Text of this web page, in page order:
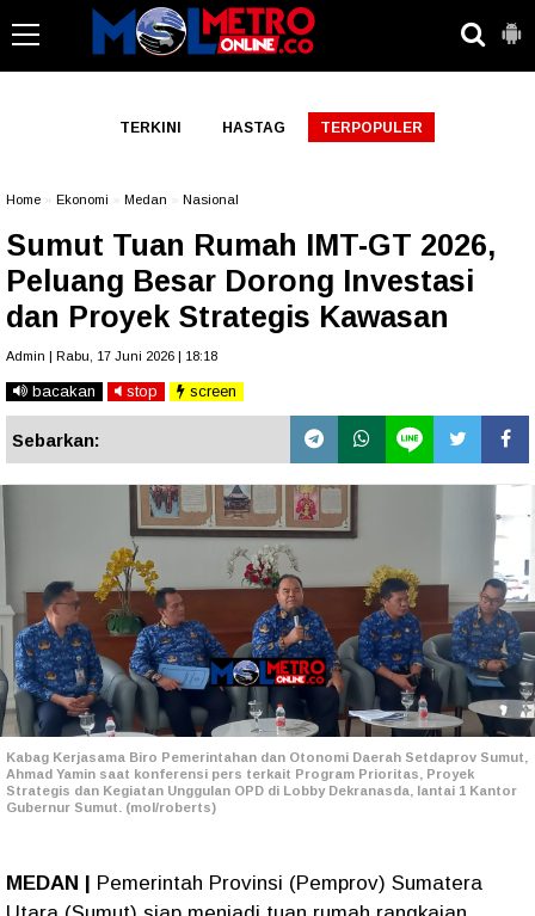
TERKINI HASTAG TERPOPULER
Home Ekonomi Medan Nasional
Sumut Tuan Rumah IMT-GT 2026,
Peluang Besar Dorong Investasi
dan Proyek Strategis Kawasan
Admin | Rabu, 17 Juni 2026 | 18:18
bacakan stop screen
Sebarkan:
Kabag Kerjasama Biro Pemerintahan dan Otonomi Daerah Setdaprov Sumut,
Ahmad Yamin saat konferensi pers terkait Program Prioritas, Proyek
Strategis dan Kegiatan Unggulan OPD di Lobby Dekranasda, lantai 1 Kantor
Gubernur Sumut. (mol/roberts)
MEDAN | Pemerintah Provinsi (Pemprov) Sumatera